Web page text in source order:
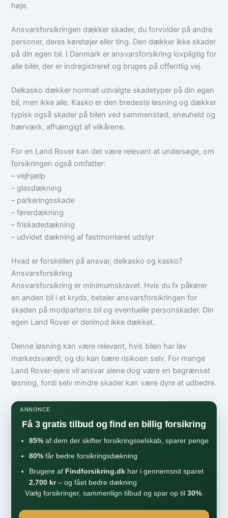
høje.
Ansvarsforsikringen dækker skader, du forvolder på andre
personer, deres køretøjer eller ting. Den dækker ikke skader
på din egen bil. I Danmark er ansvarsforsikring lovpligtig for
alle biler, der er indregistreret og bruges på offentlig vej.
Delkasko dækker normalt udvalgte skadetyper på din egen
bil, men ikke alle. Kasko er den bredeste løsning og dækker
typisk også skader på bilen ved sammenstød, eneuheld og
hærværk, afhængigt af vilkårene.
For en Land Rover kan det være relevant at undersøge, om
forsikringen også omfatter:
– vejhjælp
– glasdækning
– parkeringsskade
– førerdækning
– friskadedækning
– udvidet dækning af fastmonteret udstyr
Hvad er forskellen på ansvar, delkasko og kasko?
Ansvarsforsikring
Ansvarsforsikring er minimumskravet. Hvis du fx påkører
en anden bil i et kryds, betaler ansvarsforsikringen for
skaden på modpartens bil og eventuelle personskader. Din
egen Land Rover er derimod ikke dækket.
Denne løsning kan være relevant, hvis bilen har lav
markedsværdi, og du kan bære risikoen selv. For mange
Land Rover-ejere vil ansvar alene dog være en begrænset
løsning, fordi selv mindre skader kan være dyre at udbedre.
ANNONCE
Få 3 gratis tilbud og find en billig forsikring
85% af dem der skifter forsikringsselskab, sparer penge
80% får bedre forsikringsdækning
Brugere af Findforsikring.dk har i gennemsnit sparet
2.700 kr– og fået bedre dækning
Vælg forsikringer, sammenlign tilbud og spar op til 30%.